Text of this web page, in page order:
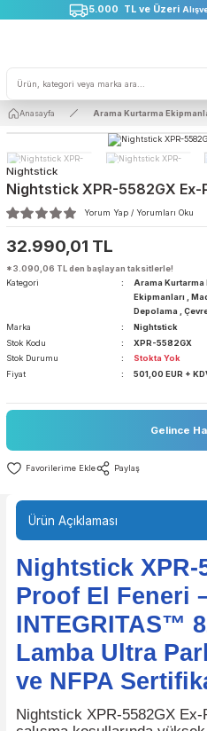
5.000 TL ve Üzeri
Nightstick
Nightstick XPR-5582GX
32.990,01 TL
*3.090,06 TL den başlayan taksitlerle!
Arama
Ekipmanları
Depolama
Marka
Nightstick
Stok Kodu
XPR-
Fiyat
Ürün Açıklaması
Nightstick
Proof El